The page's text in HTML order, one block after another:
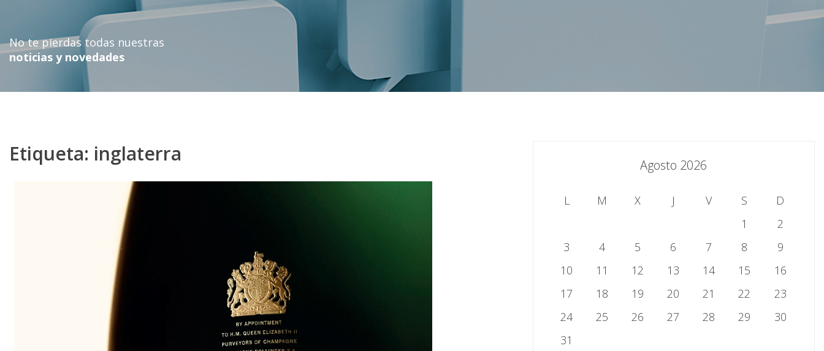
No te pierdas todas nuestras
noticias y novedades
Etiqueta: inglaterra Agosto 2026
L M X J V S
D
1
2
3
4 5 6 7 8
9
10
11 12 13 14 15
16
17
18 19 20 21 22
23
24
25 26 27 28 29
30
31